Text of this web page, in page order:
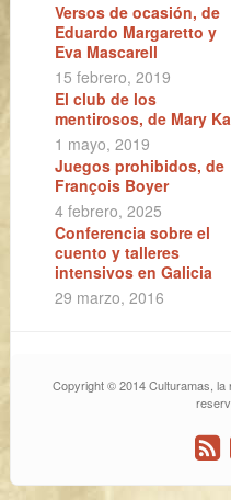
Versos de ocasión, de
Eduardo Margaretto y
Eva Mascarell
15 febrero, 2019
El club de los
mentirosos, de Mary
1 mayo, 2019
Juegos prohibidos, de
François Boyer
4 febrero, 2025
Conferencia sobre el
cuento y talleres
intensivos en Galicia
29 marzo, 2016
Copyright © 2014 Culturamas, la